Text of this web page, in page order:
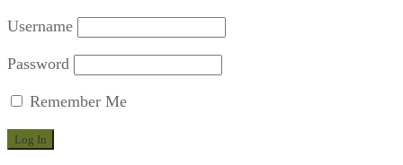
Username
Password
Remember Me